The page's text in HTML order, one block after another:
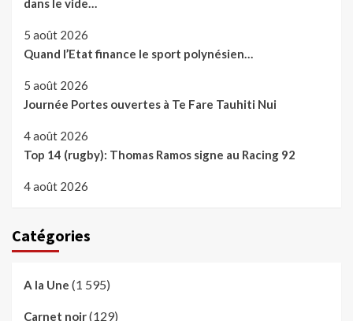
dans le vide…
5 août 2026
Quand l’Etat finance le sport polynésien…
5 août 2026
Journée Portes ouvertes à Te Fare Tauhiti Nui
4 août 2026
Top 14 (rugby): Thomas Ramos signe au Racing 92
4 août 2026
Catégories
A la Une (1 595)
Carnet noir(129)